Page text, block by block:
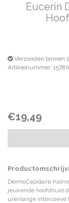
Eucerin
Verzonden binnen
Artikelnummer:
€19,49
DermoCapillaire
jeukende hoofdhuid
urenlange intensieve